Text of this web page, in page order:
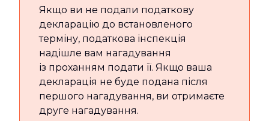
Якщо ви не подали податкову
декларацію до встановленого
терміну, податкова інспекція
надішле вам нагадування
із проханням подати її. Якщо ваша
декларація не буде подана після
першого нагадування, ви отримаєте
друге нагадування.